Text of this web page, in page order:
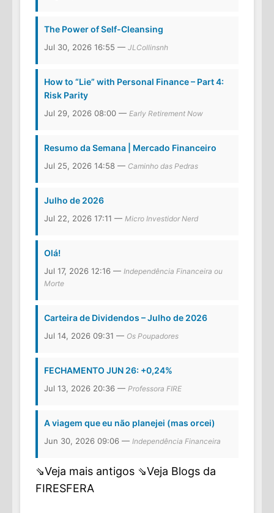
The Power of Self-Cleansing
Jul 30, 2026 16:55 — JLCollinsnh
How to “Lie” with Personal Finance – Part 4:
Risk Parity
Jul 29, 2026 08:00 — Early Retirement Now
Resumo da Semana | Mercado Financeiro
Jul 25, 2026 14:58 — Caminho das Pedras
Julho de 2026
Jul 22, 2026 17:11 — Micro Investidor Nerd
Olá!
Jul 17, 2026 12:16 — Independência Financeira ou
Morte
Carteira de Dividendos – Julho de 2026
Jul 14, 2026 09:31 — Os Poupadores
FECHAMENTO JUN 26: +0,24%
Jul 13, 2026 20:36 — Professora FIRE
A viagem que eu não planejei (mas orcei)
Jun 30, 2026 09:06 — Independência Financeira
⇘Veja mais antigos ⇘Veja Blogs da
FIRESFERA